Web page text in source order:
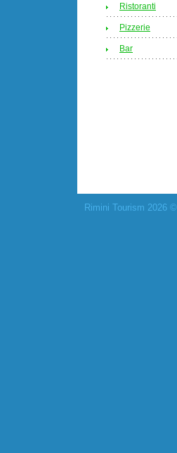
Ristoranti
Pizzerie
Bar
Rimini Tourism 2026 ©